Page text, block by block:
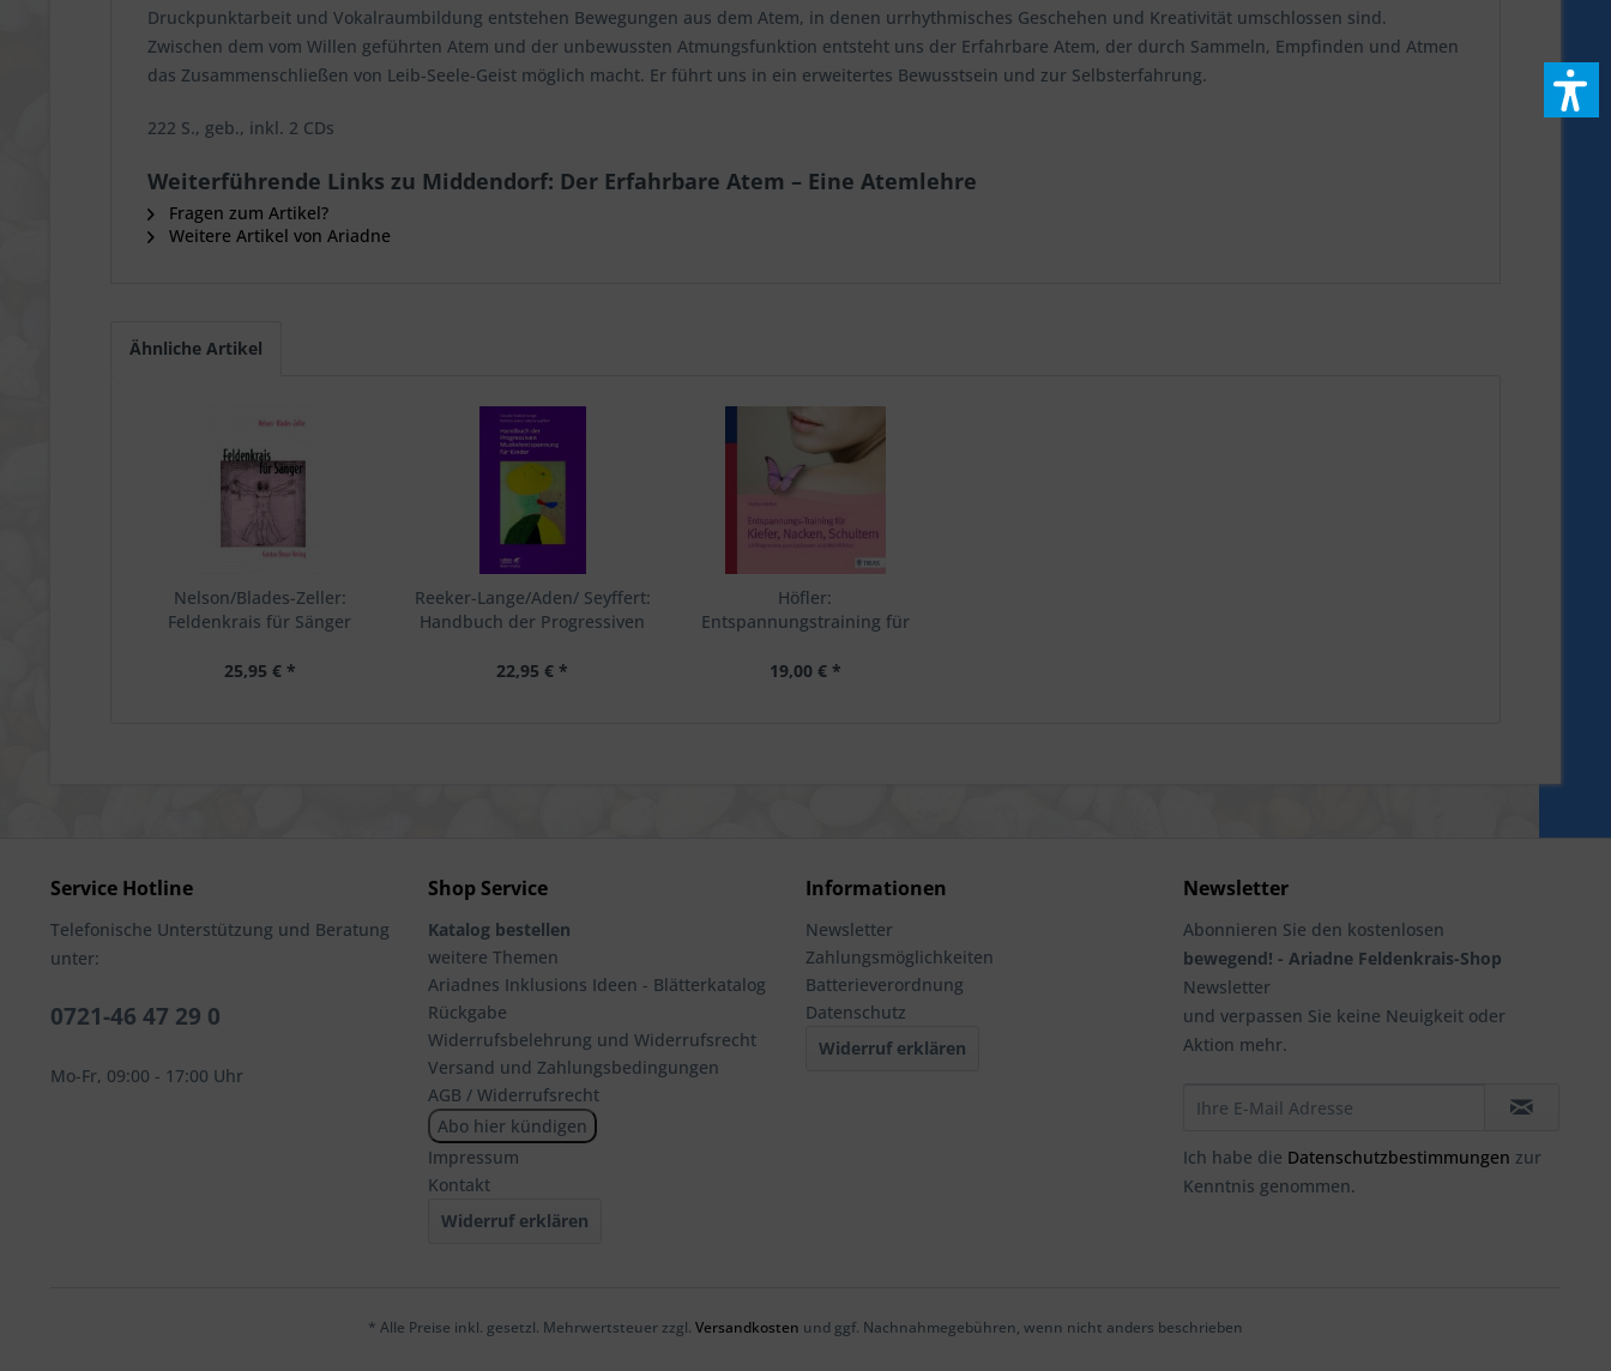
Druckpunktarbeit und Vokalraumbildung entstehen Bewegungen aus dem Atem, in denen urrhythmisches Geschehen und Kreativität umschlossen sind.
Zwischen dem vom Willen geführten Atem und der unbewussten Atmungsfunktion entsteht uns der Erfahrbare Atem, der durch Sammeln, Empfinden und Atmen
das Zusammenschließen von Leib-Seele-Geist möglich macht. Er führt uns in ein erweitertes Bewusstsein und zur Selbsterfahrung.
222 S., geb., inkl. 2 CDs
Weiterführende Links zu Middendorf: Der Erfahrbare Atem – Eine Atemlehre
Fragen zum Artikel?
Weitere Artikel von Ariadne
Ähnliche Artikel
Nelson/Blades-Zeller:
Feldenkrais für Sänger
25,95 € *
Reeker-Lange/Aden/ Seyffert:
Handbuch der Progressiven
Kinder
22,95 € *
Höfler:
Entspannungstraining für
19,00 € *
Service Hotline
Telefonische Unterstützung und Beratung
unter:
0721-46 47 29 0
Mo-Fr, 09:00 - 17:00 Uhr
Shop Service
Katalog bestellen
weitere Themen
Ariadnes Inklusions Ideen - Blätterkatalog
Rückgabe
Widerrufsbelehrung und Widerrufsrecht
Versand und Zahlungsbedingungen
AGB / Widerrufsrecht
Abo hier kündigen
Impressum
Kontakt
Widerruf erklären
Informationen
Newsletter
Zahlungsmöglichkeiten
Batterieverordnung
Datenschutz
Widerruf erklären
Newsletter
Abonnieren Sie den kostenlosen
bewegend! - Ariadne Feldenkrais-Shop
Newsletter
und verpassen Sie keine Neuigkeit oder
Aktion mehr.
Ich habe die Datenschutzbestimmungen zur
Kenntnis genommen.
* Alle Preise inkl. gesetzl. Mehrwertsteuer zzgl. Versandkosten und ggf. Nachnahmegebühren, wenn nicht anders beschrieben